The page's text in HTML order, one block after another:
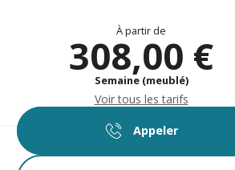
Ouverture
À partir de
308,00 €
Semaine (meublé)
Voir tous les tarifs
Appeler